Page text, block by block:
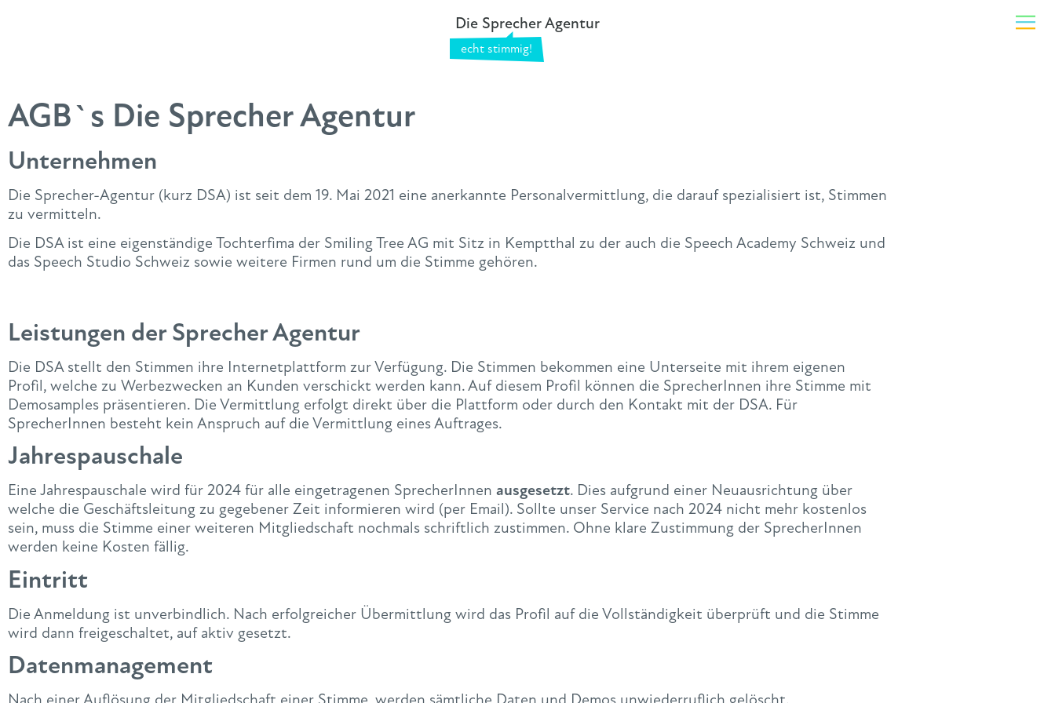
Die Sprecher Agentur
AGB`s Die Sprecher Agentur
Unternehmen
Die Sprecher-Agentur (kurz DSA) ist seit dem 19. Mai 2021 eine anerkannte Personalvermittlung, die darauf spezialisiert ist, Stimmen
zu vermitteln.
Die DSA ist eine eigenständige Tochterfima der Smiling Tree AG mit Sitz in Kemptthal zu der auch die Speech Academy Schweiz und
das Speech Studio Schweiz sowie weitere Firmen rund um die Stimme gehören.
Leistungen der Sprecher Agentur
Die DSA stellt den Stimmen ihre Internetplattform zur Verfügung. Die Stimmen bekommen eine Unterseite mit ihrem eigenen
Profil, welche zu Werbezwecken an Kunden verschickt werden kann. Auf diesem Profil können die SprecherInnen ihre Stimme mit
Demosamples präsentieren. Die Vermittlung erfolgt direkt über die Plattform oder durch den Kontakt mit der DSA. Für
SprecherInnen besteht kein Anspruch auf die Vermittlung eines Auftrages.
Jahrespauschale
Eine Jahrespauschale wird für 2024 für alle eingetragenen SprecherInnen ausgesetzt. Dies aufgrund einer Neuausrichtung über
welche die Geschäftsleitung zu gegebener Zeit informieren wird (per Email). Sollte unser Service nach 2024 nicht mehr kostenlos
sein, muss die Stimme einer weiteren Mitgliedschaft nochmals schriftlich zustimmen. Ohne klare Zustimmung der SprecherInnen
werden keine Kosten fällig.
Eintritt
Die Anmeldung ist unverbindlich. Nach erfolgreicher Übermittlung wird das Profil auf die Vollständigkeit überprüft und die Stimme
wird dann freigeschaltet, auf aktiv gesetzt.
Datenmanagement